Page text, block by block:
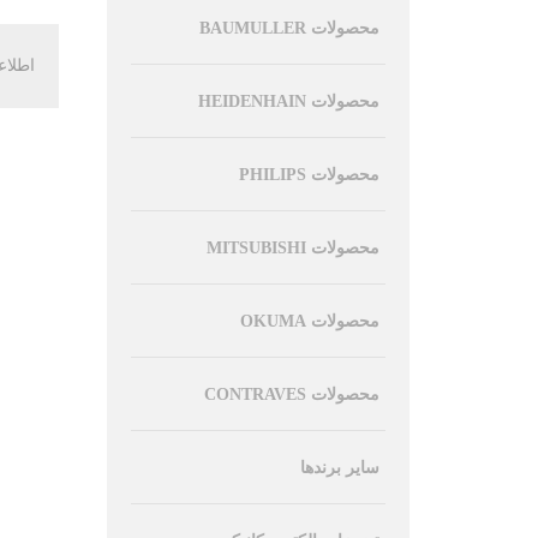
محصولات BAUMULLER
محصولات HEIDENHAIN
محصولات PHILIPS
محصولات MITSUBISHI
محصولات OKUMA
محصولات CONTRAVES
سایر برندها